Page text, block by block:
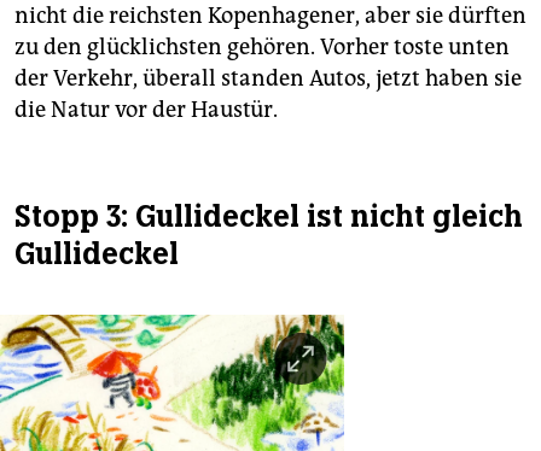
nicht die reichsten Kopenhagener, aber sie dürften
zu den glücklichsten gehören. Vorher toste unten
der Verkehr, überall standen Autos, jetzt haben sie
die Natur vor der Haustür.
Stopp 3: Gullideckel ist nicht gleich
Gullideckel